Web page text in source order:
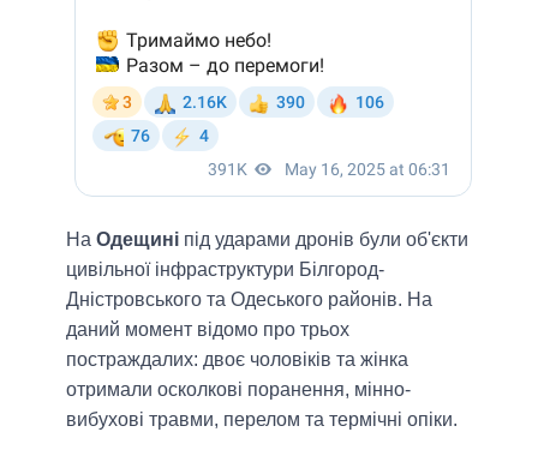
На Одещині під ударами дронів були об'єкти
цивільної інфраструктури Білгород-
Дністровського та Одеського районів. На
даний момент відомо про трьох
постраждалих: двоє чоловіків та жінка
отримали осколкові поранення, мінно-
вибухові травми, перелом та термічні опіки.